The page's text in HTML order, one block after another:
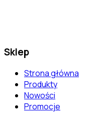
Sklep
Strona główna
Produkty
Nowości
Promocje